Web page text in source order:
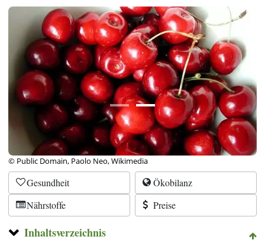
© Public Domain, Paolo Neo, Wikimedia
Gesundheit
Ökobilanz
Nährstoffe
Preise
Inhaltsverzeichnis